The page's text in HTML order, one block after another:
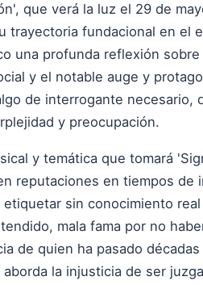
que verá la luz el 29 de
fundacional en el
una profunda reflexión sobre
y el notable auge y
de interrogante necesario,
y preocupación.
y temática que tomará
reputaciones en tiempos de
sin conocimiento
mala fama por no
de quien ha pasado
la injusticia de ser